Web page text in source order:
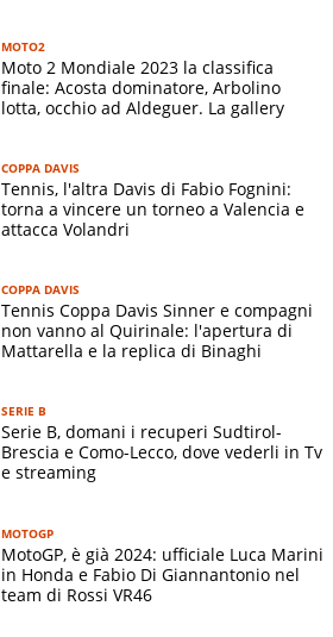
MOTO2
Moto 2 Mondiale 2023 la classifica
finale: Acosta dominatore, Arbolino
lotta, occhio ad Aldeguer. La gallery
COPPA DAVIS
Tennis, l'altra Davis di Fabio Fognini:
torna a vincere un torneo a Valencia e
attacca Volandri
COPPA DAVIS
Tennis Coppa Davis Sinner e compagni
non vanno al Quirinale: l'apertura di
Mattarella e la replica di Binaghi
SERIE B
Serie B, domani i recuperi Sudtirol-
Brescia e Como-Lecco, dove vederli in Tv
e streaming
MOTOGP
MotoGP, è già 2024: ufficiale Luca Marini
in Honda e Fabio Di Giannantonio nel
team di Rossi VR46